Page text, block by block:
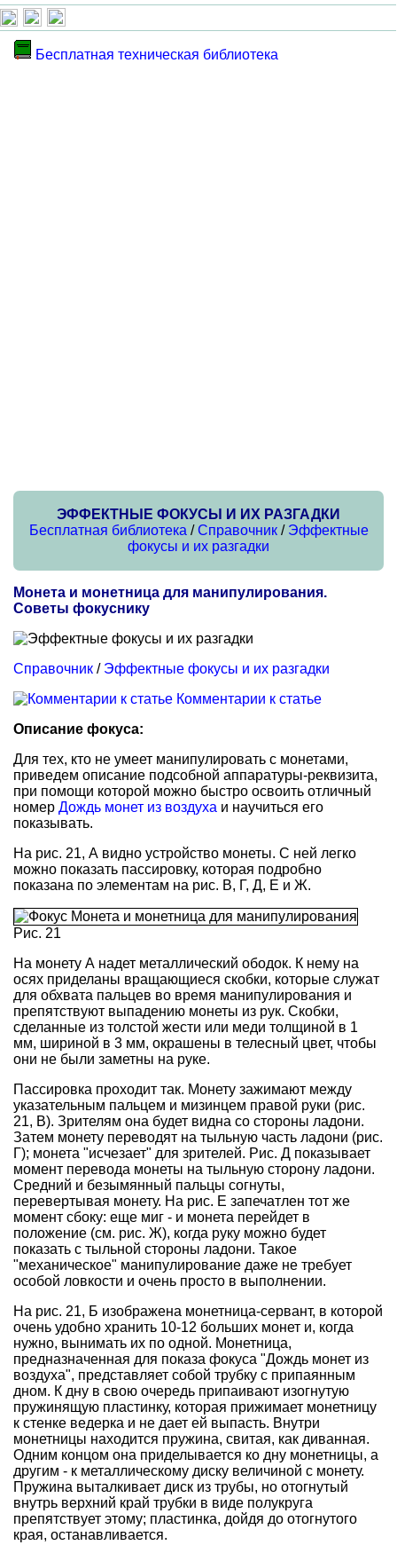
Бесплатная техническая библиотека
ЭФФЕКТНЫЕ ФОКУСЫ И ИХ РАЗГАДКИ
Бесплатная библиотека /Справочник/ Эффектные
фокусы и их разгадки
Монета и монетница для манипулирования.
Советы фокуснику
Справочник / Эффектные фокусы и их разгадки
Комментарии к статье
Описание фокуса:
Для тех, кто не умеет манипулировать с монетами,
приведем описание подсобной аппаратуры-реквизита,
при помощи которой можно быстро освоить отличный
номер Дождь монет из воздуха и научиться его
показывать.
На рис. 21, А видно устройство монеты. С ней легко
можно показать пассировку, которая подробно
показана по элементам на рис. В, Г, Д, Е и Ж.
Рис. 21
На монету А надет металлический ободок. К нему на
осях приделаны вращающиеся скобки, которые служат
для обхвата пальцев во время манипулирования и
препятствуют выпадению монеты из рук. Скобки,
сделанные из толстой жести или меди толщиной в 1
мм, шириной в 3 мм, окрашены в телесный цвет, чтобы
они не были заметны на руке.
Пассировка проходит так. Монету зажимают между
указательным пальцем и мизинцем правой руки (рис.
21, В). Зрителям она будет видна со стороны ладони.
Затем монету переводят на тыльную часть ладони (рис.
Г); монета "исчезает" для зрителей. Рис. Д показывает
момент перевода монеты на тыльную сторону ладони.
Средний и безымянный пальцы согнуты,
перевертывая монету. На рис. Е запечатлен тот же
момент сбоку: еще миг - и монета перейдет в
положение (см. рис. Ж), когда руку можно будет
показать с тыльной стороны ладони. Такое
"механическое" манипулирование даже не требует
особой ловкости и очень просто в выполнении.
На рис. 21, Б изображена монетница-сервант, в которой
очень удобно хранить 10-12 больших монет и, когда
нужно, вынимать их по одной. Монетница,
предназначенная для показа фокуса "Дождь монет из
воздуха", представляет собой трубку с припаянным
дном. К дну в свою очередь припаивают изогнутую
пружинящую пластинку, которая прижимает монетницу
к стенке ведерка и не дает ей выпасть. Внутри
монетницы находится пружина, свитая, как диванная.
Одним концом она приделывается ко дну монетницы, а
другим - к металлическому диску величиной с монету.
Пружина выталкивает диск из трубы, но отогнутый
внутрь верхний край трубки в виде полукруга
препятствует этому; пластинка, дойдя до отогнутого
края, останавливается.